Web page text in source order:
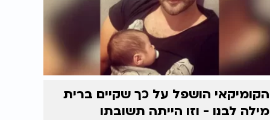
הקומיקאי הושפל על כך שקיים ברית
מילה לבנו - וזו הייתה תשובתו